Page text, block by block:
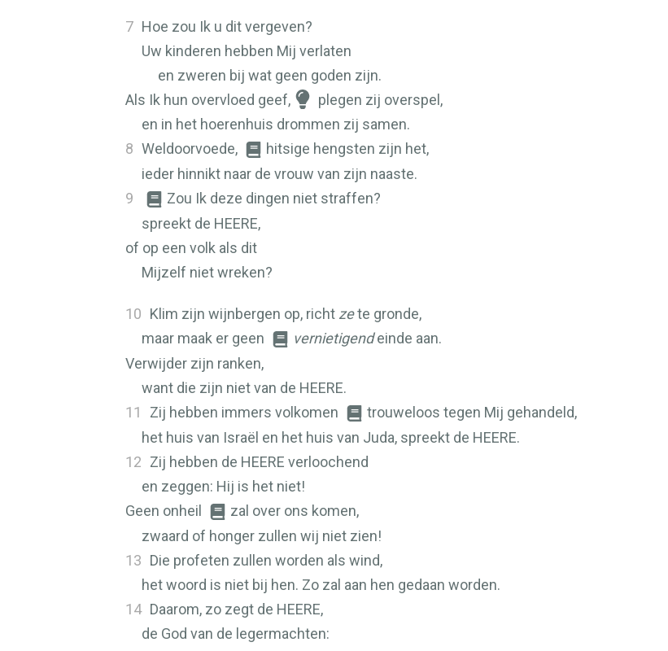
7 Hoe zou Ik u dit vergeven?
Uw kinderen hebben Mij verlaten
en zweren bij wat geen goden zijn.
Als Ik hun overvloed geef,
plegen zij overspel,
en in het hoerenhuis drommen zij samen.
8 Weldoorvoede,
hitsige hengsten zijn het,
ieder hinnikt naar de vrouw van zijn naaste.
9
Zou Ik deze dingen niet straffen?
spreekt de HEERE,
of op een volk als dit
Mijzelf niet wreken?
10 Klim zijn wijnbergen op, richt zete gronde,
maar maak er geen
vernietigendeinde aan.
Verwijder zijn ranken,
want die zijn niet van de HEERE.
11
Zij hebben immers volkomen
trouweloos tegen Mij gehandeld,
het huis van Israël en het huis van Juda, spreekt de HEERE.
12 Zij hebben de HEERE verloochend
en zeggen: Hij is het niet!
Geen onheil
zal over ons komen,
zwaard of honger zullen wij niet zien!
13 Die profeten zullen worden als wind,
het woord is niet bij hen. Zo zal aan hen gedaan worden.
14 Daarom, zo zegt de HEERE,
de God van de legermachten: